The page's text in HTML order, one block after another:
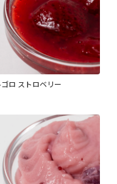
ロ ストロベリー